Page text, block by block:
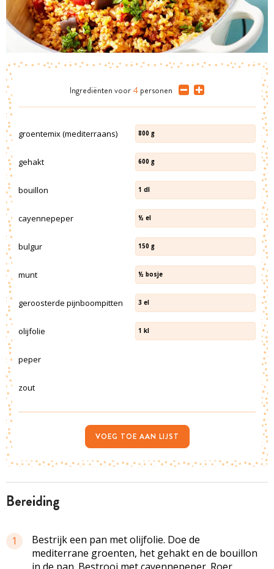
bereiding
1
Bestrijk een pan met olijfolie. Doe de
mediterrane groenten, het gehakt en de bouillon
in de pan. Bestrooi met cayennepeper. Roer
Ingrediënten voor 4 personen
groentemix (mediterraans) 800 g
gehakt 600 g
bouillon 1 dl
cayennepeper ½ el
bulgur 150 g
munt ½ bosje
geroosterde pijnboompitten 3 el
olijfolie 1 kl
peper
zout
VOEG TOE AAN LIJST